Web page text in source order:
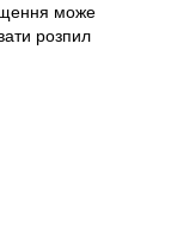
може
розпил